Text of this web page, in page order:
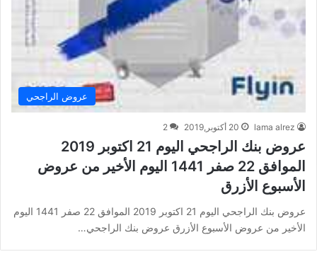
عروض الراجحي
lama alrez 20 أكتوبر,2019 2
عروض بنك الراجحي اليوم 21 اكتوبر 2019
الموافق 22 صفر 1441 اليوم الأخير من عروض
الأسبوع الأزرق
عروض بنك الراجحي اليوم 21 اكتوبر 2019 الموافق 22 صفر 1441 اليوم
الأخير من عروض الأسبوع الأزرق عروض بنك الراجحي…